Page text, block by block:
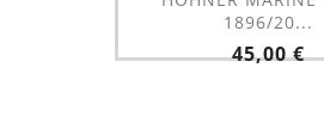
1896/20...
Prix
45,00 €